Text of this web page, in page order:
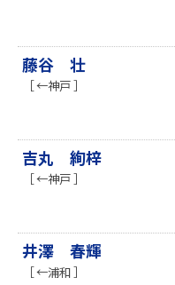
藤谷 壮
［ ←神戸 ］
吉丸 絢梓
［ ←神戸 ］
井澤 春輝
［ ←浦和 ］